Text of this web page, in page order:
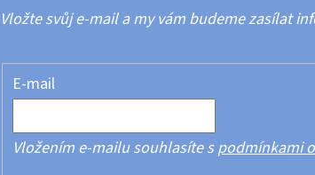
Vložte svůj e-mail a my vám budeme zasílat
E-mail
Vložením e-mailu souhlasíte spodmínkami